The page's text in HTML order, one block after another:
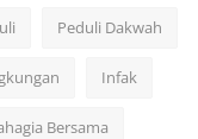
Peduli Dakwah
Infak
Bersama